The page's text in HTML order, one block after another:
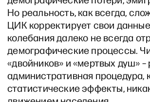
Но реальность, как всегда,
ЦИК корректирует свои данные
колебания далеко не всегда
демографические процессы.
«двойников» и «мертвых душ» –
административная процедура,
статистические эффекты,